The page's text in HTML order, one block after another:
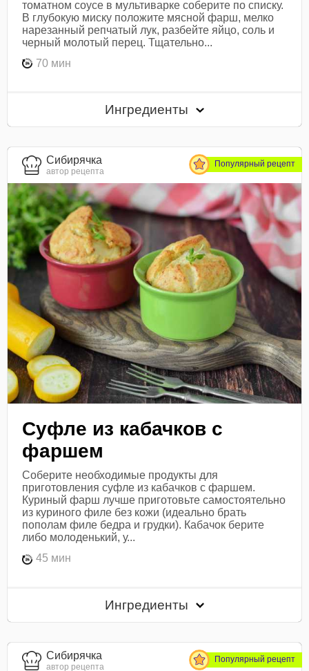
томатном соусе в мультиварке соберите по списку.
В глубокую миску положите мясной фарш, мелко
нарезанный репчатый лук, разбейте яйцо, соль и
черный молотый перец. Тщательно...
70 мин
Ингредиенты
Сибирячка
автор рецепта
Популярный рецепт
Суфле из кабачков с
фаршем
Соберите необходимые продукты для
приготовления суфле из кабачков с фаршем.
Куриный фарш лучше приготовьте самостоятельно
из куриного филе без кожи (идеально брать
пополам филе бедра и грудки). Кабачок берите
либо молоденький, у...
45 мин
Ингредиенты
Сибирячка
автор рецепта
Популярный рецепт